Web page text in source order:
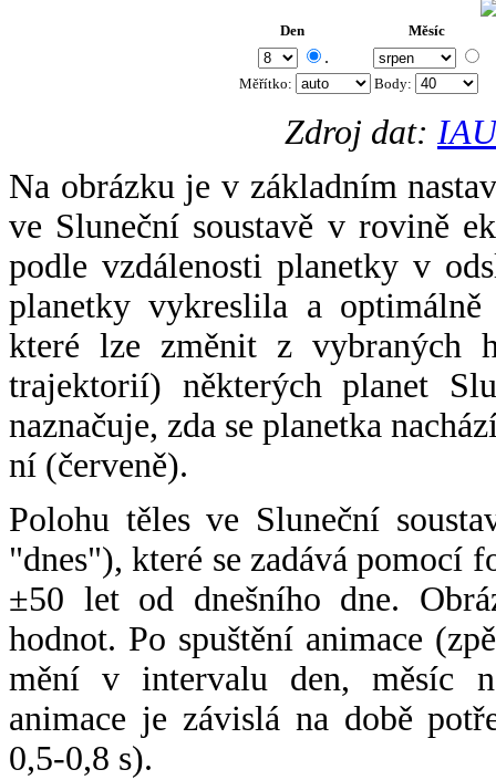
Den Měsíc
.
Měřítko: Body:
Zdroj dat:
Na obrázku je v základním
ve Sluneční soustavě v rovině
podle vzdálenosti planetky v
planetky vykreslila a
které lze změnit z vybraných
trajektorií) některých planet
naznačuje, zda se planetka
ní (červeně).
Polohu těles ve Sluneční
"dnes"), které se zadává pomocí
±50 let od dnešního dne.
hodnot. Po spuštění animace
mění v intervalu den, měsíc
animace je závislá na době
0,5-0,8 s).